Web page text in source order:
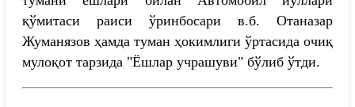
қўмитаси раиси ўринбосари в.б. Отаназар
Жуманязов ҳамда туман ҳокимлиги ўртасида очиқ
мулоқот тарзида "Ёшлар учрашуви" бўлиб ўтди.